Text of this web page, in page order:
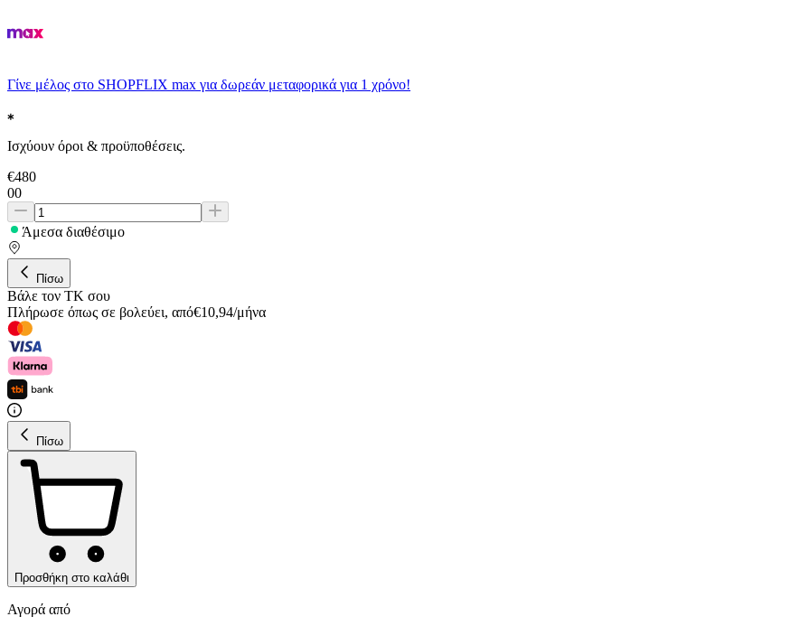
Γίνε μέλος στο SHOPFLIX max για δωρεάν μεταφορικά για 1 χρόνο!
Ισχύουν όροι & προϋποθέσεις.
€480
00
Άμεσα διαθέσιμο
Πίσω
Βάλε τον ΤΚ σου
Πλήρωσε όπως σε βολεύει, από€10,94/μήνα
Πίσω
Προσθήκη στο καλάθι
Αγορά από